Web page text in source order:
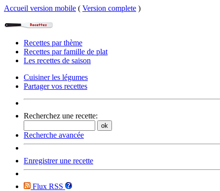
Accueil version mobile ( Version complete )
Recettes par thème
Recettes par famille de plat
Les recettes de saison
Cuisiner les légumes
Partager vos recettes
Recherchez une recette:
Recherche avancée
Enregistrer une recette
Flux RSS